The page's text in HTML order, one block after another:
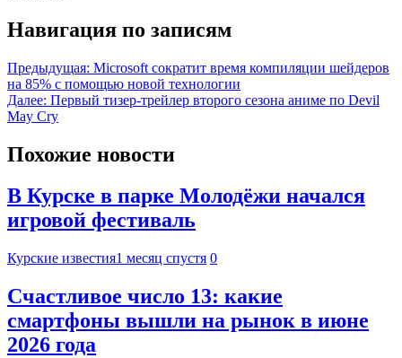
Навигация по записям
Предыдущая: Microsoft сократит время компиляции шейдеров
на 85% с помощью новой технологии
Далее: Первый тизер-трейлер второго сезона аниме по Devil
May Cry
Похожие новости
В Курске в парке Молодёжи начался
игровой фестиваль
Курские известия1 месяц спустя 0
Счастливое число 13: какие
смартфоны вышли на рынок в июне
2026 года